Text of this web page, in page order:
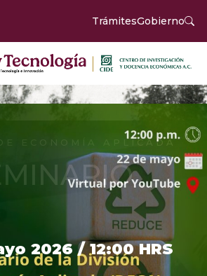
TrámitesGobierno
ECONOMÍA APLICADA
2026 / 12:00 HRS